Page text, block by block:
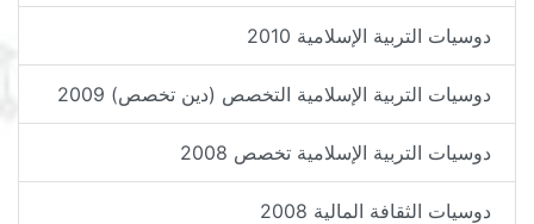
دوسيات التربية الإسلامية 2010
دوسيات التربية الإسلامية التخصص (دين تخصص) 2009
دوسيات التربية الإسلامية تخصص 2008
دوسيات الثقافة المالية 2008